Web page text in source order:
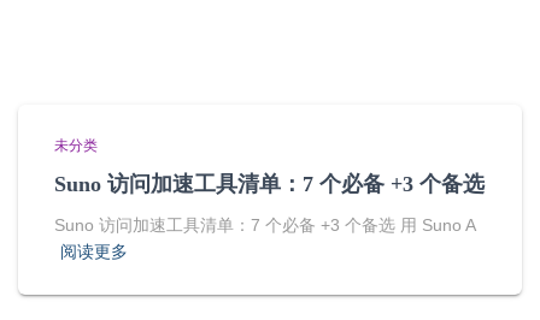
未分类
Suno 访问加速工具清单：7 个必备 +3 个备选
Suno 访问加速工具清单：7 个必备 +3 个备选 用 Suno A
阅读更多